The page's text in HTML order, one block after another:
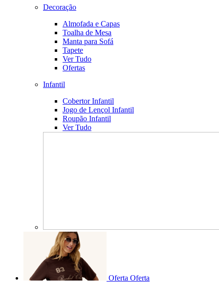
Decoração
Almofada e Capas
Toalha de Mesa
Manta para Sofá
Tapete
Ver Tudo
Ofertas
Infantil
Cobertor Infantil
Jogo de Lençol Infantil
Roupão Infantil
Ver Tudo
Oferta Oferta